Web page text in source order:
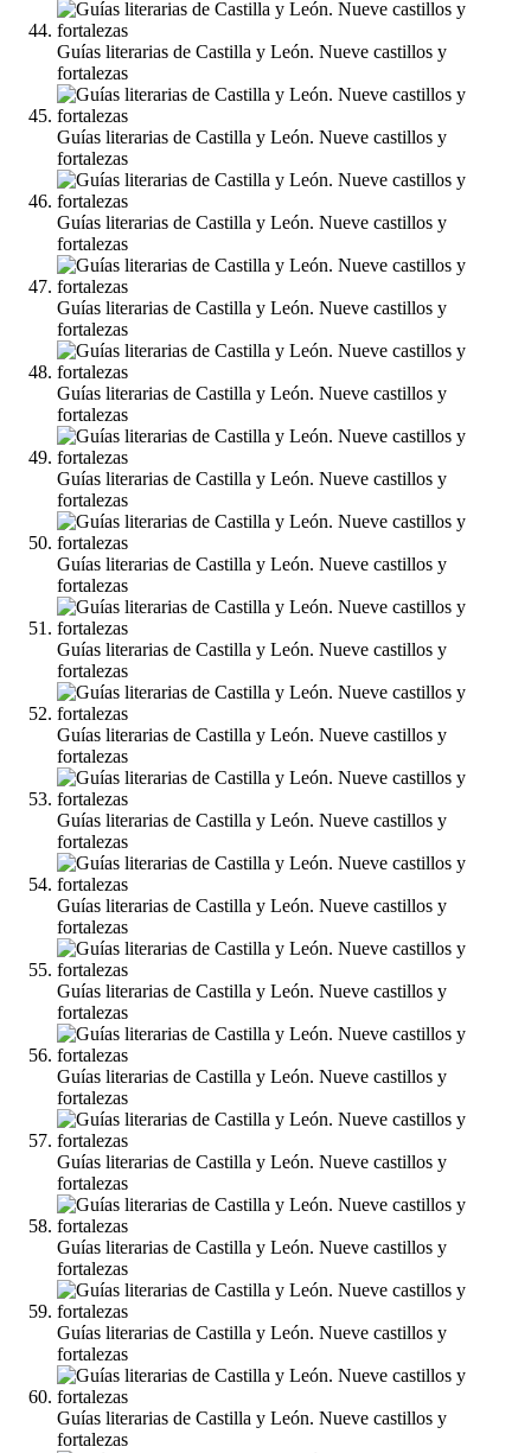
Guías literarias de Castilla y León. Nueve castillos y
fortalezas
Guías literarias de Castilla y León. Nueve castillos y
fortalezas
Guías literarias de Castilla y León. Nueve castillos y
fortalezas
Guías literarias de Castilla y León. Nueve castillos y
fortalezas
Guías literarias de Castilla y León. Nueve castillos y
fortalezas
Guías literarias de Castilla y León. Nueve castillos y
fortalezas
Guías literarias de Castilla y León. Nueve castillos y
fortalezas
Guías literarias de Castilla y León. Nueve castillos y
fortalezas
Guías literarias de Castilla y León. Nueve castillos y
fortalezas
Guías literarias de Castilla y León. Nueve castillos y
fortalezas
Guías literarias de Castilla y León. Nueve castillos y
fortalezas
Guías literarias de Castilla y León. Nueve castillos y
fortalezas
Guías literarias de Castilla y León. Nueve castillos y
fortalezas
Guías literarias de Castilla y León. Nueve castillos y
fortalezas
Guías literarias de Castilla y León. Nueve castillos y
fortalezas
Guías literarias de Castilla y León. Nueve castillos y
fortalezas
Guías literarias de Castilla y León. Nueve castillos y
fortalezas